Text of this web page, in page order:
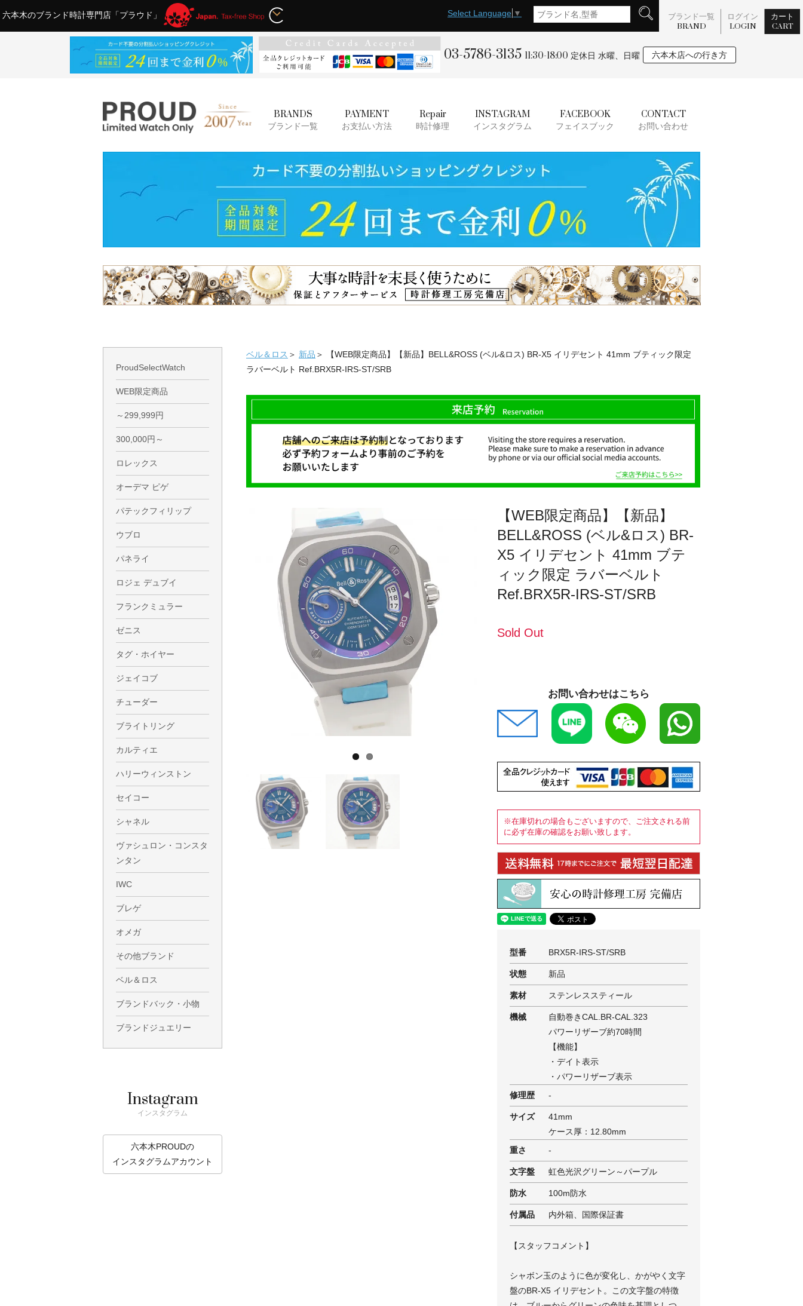
六本木のブランド時計専門店「プラウド」 Select Language ▼ ブランド一覧
BRAND
ログイン
LOGIN
カート
CART
03-5786-3135 11:30-18:00 定休日 水曜、日曜 六本木店への行き方
BRANDS
ブランド一覧
PAYMENT
お支払い方法
Repair
時計修理
INSTAGRAM
インスタグラム
FACEBOOK
フェイスブック
CONTACT
お問い合わせ
ベル＆ロス ＞ 新品 ＞ 【WEB限定商品】【新品】BELL&ROSS (ベル&ロス) BR-X5 イリデセント 41mm ブティック限定
ラバーベルト Ref.BRX5R-IRS-ST/SRB
【WEB限定商品】【新品】
BELL&ROSS (ベル&ロス) BR-
X5 イリデセント 41mm ブテ
ィック限定 ラバーベルト
Ref.BRX5R-IRS-ST/SRB
Sold Out
お問い合わせはこちら
※在庫切れの場合もございますので、ご注文される前
に必ず在庫の確認をお願い致します。
型番 BRX5R-IRS-ST/SRB
状態 新品
素材 ステンレススティール
機械
自動巻きCAL.BR-CAL.323
パワーリザーブ約70時間
【機能】
・デイト表示
・パワーリザーブ表示
修理歴
-
サイズ
41mm
ケース厚：12.80mm
重さ
-
文字盤 虹色光沢グリーン～パープル
防水 100m防水
付属品 内外箱、国際保証書
【スタッフコメント】
シャボン玉のように色が変化し、かがやく文字
盤のBR-X5 イリデセント。この文字盤の特徴
ProudSelectWatch
WEB限定商品
～299,999円
300,000円～
ロレックス
オーデマ ピゲ
パテックフィリップ
ウブロ
パネライ
ロジェ デュブイ
フランクミュラー
ゼニス
タグ・ホイヤー
ジェイコブ
チューダー
ブライトリング
カルティエ
ハリーウィンストン
セイコー
シャネル
ヴァシュロン・コンスタ
ンタン
IWC
ブレゲ
オメガ
その他ブランド
ベル＆ロス
ブランドバック・小物
ブランドジュエリー
Instagram
インスタグラム
六本木PROUDの
インスタグラムアカウント